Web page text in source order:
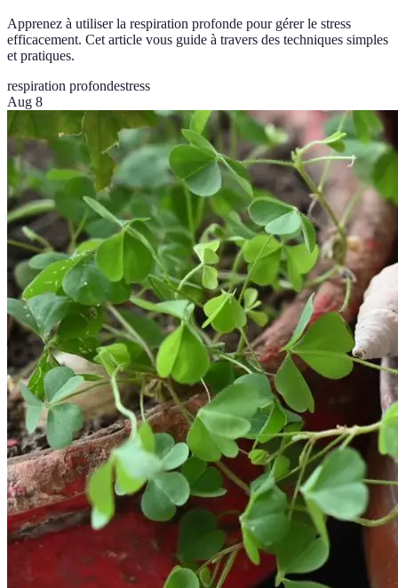
Apprenez à utiliser la respiration profonde pour gérer le stress
efficacement. Cet article vous guide à travers des techniques simples
et pratiques.
respiration profondestress
Aug 8